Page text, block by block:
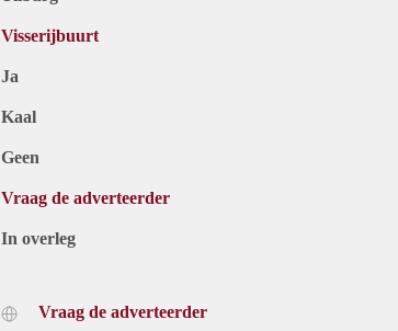
Visserijbuurt
Ja
Kaal
Geen
Vraag de adverteerder
In overleg
Vraag de adverteerder